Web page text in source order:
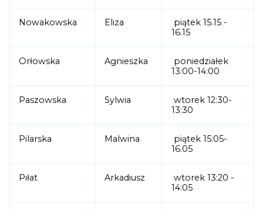
Nowakowska Eliza
piątek 15.15 -
16.15
Orłowska Agnieszka
poniedziałek
13:00-14:00
Paszowska Sylwia
wtorek 12:30-
13:30
Pilarska Malwina
piątek 15:05-
16.05
Piłat Arkadiusz
wtorek 13:20 -
14:05